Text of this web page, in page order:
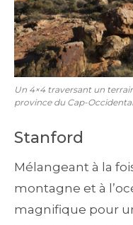
Un 4×4 traversant un
province du Cap-
Stanford
Mélangeant à la
montagne et à
magnifique pour